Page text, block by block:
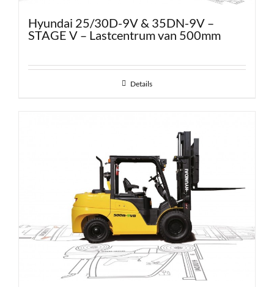
Hyundai 25/30D-9V & 35DN-9V –
STAGE V – Lastcentrum van 500mm
Details